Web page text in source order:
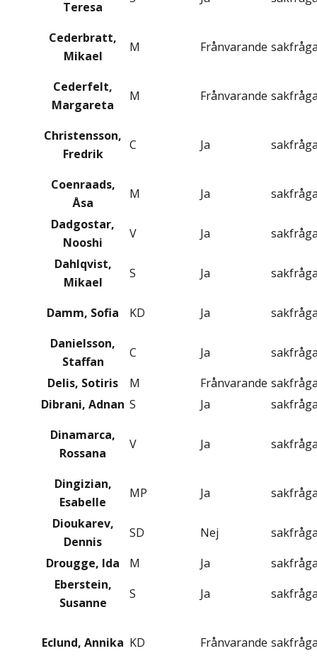
Teresa
Cederbratt,
Mikael
M Frånvarande
Cederfelt,
Margareta
M Frånvarande
Christensson,
Fredrik
C Ja
Coenraads,
Åsa
M Ja
Dadgostar,
Nooshi
V Ja
Dahlqvist,
Mikael
S Ja
Damm, Sofia KD Ja
Danielsson,
Staffan
C Ja
Delis, Sotiris
M Frånvarande
Dibrani, Adnan S Ja
Dinamarca,
Rossana
V Ja
Dingizian,
Esabelle
MP Ja
Dioukarev,
Dennis
SD Nej
Drougge, Ida
M Ja
Eberstein,
Susanne
S Ja
Eclund, Annika KD Frånvarande